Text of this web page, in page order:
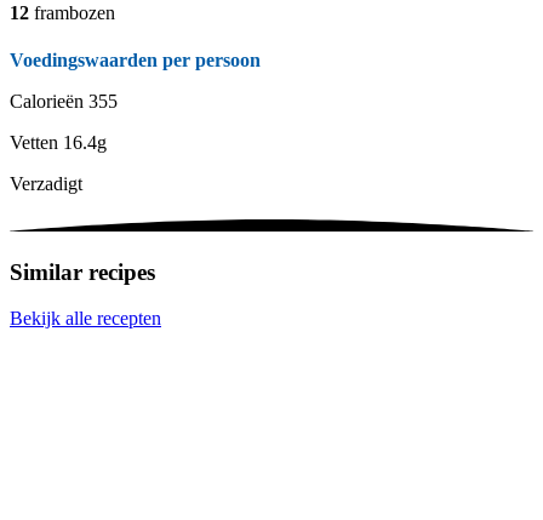
12 frambozen
Voedingswaarden per persoon
Calorieën 355
Vetten 16.4g
Verzadigt
Similar recipes
Bekijk alle recepten